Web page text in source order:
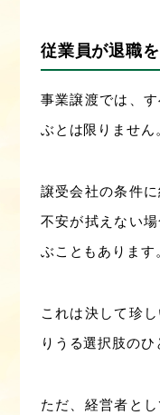
従業員が退職
事業譲渡では、
ぶとは限りません
譲受会社の条件
不安が拭えない
ぶこともあります
これは決して珍
りうる選択肢のひ
ただ、経営者と